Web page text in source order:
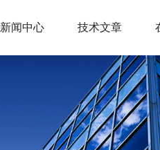
新闻中心 技术文章